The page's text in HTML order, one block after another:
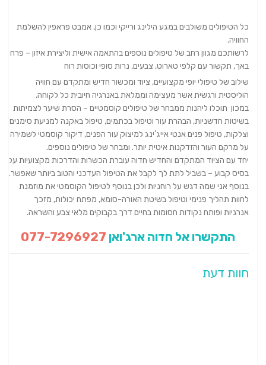
כל הטיפולים משולבים במגע הילינג ורייקי וכמו כן, אמבט פראפין להשלמת
החוויה.
לרשותכם מגוון רחב של טיפולים נוספים בהתאמה אישית וליצירת איזון – פרחי
באך, תקשור עם קלפי טארוט, צבעים, נרות סופי וכוסות רוח
שילוב של טיפולי יופי מקצועיים, ציוד ומכשור חדיש ומתקדם עם חוויה
הוליסטית ורגשית אשר מעצימה וממלאת באנרגיה חיובית כל לקוחה. ​
במכון תוכלו ליהנות ממבחר של טיפולים קוסמטיים – הסרת שיער לצמיתות
בשיטות חדשניות, הבהרת עור וטיפול בכתמים, טיפול באקנה למניעת סימנים
וצלקות, טיפול פנים אנטי אייג’ינג למיצוק עור הפנים, דיקור קוסמטי לשמירה
על מרקם העור והזדקנות איטית יותר. ומבחר של טיפולים נוספים.
יחד עם הציוד המתקדם והחדיש חדוה עוברת הכשרות והדרכות מקצועיות על
בסיס קבוע – בשביל לתת לך לקבל את הטיפול העדכני והטוב ביותר שאפשר.
בנוסף אני שמה דגש על רוחניות ולכן בנוסף לטיפול הקוסמטי את מוזמנת
לחוות תהליך פנימי וטיפול בשיטת האורה-סומא, מפתח יכולות, מזכך
אנרגיות ופותח נקודות חסומות בחיים דרך בקבוקים מלאי צבע והשראה.
התקשרו אל חדוה ארג'ואן 077-7296927
חוות דעת